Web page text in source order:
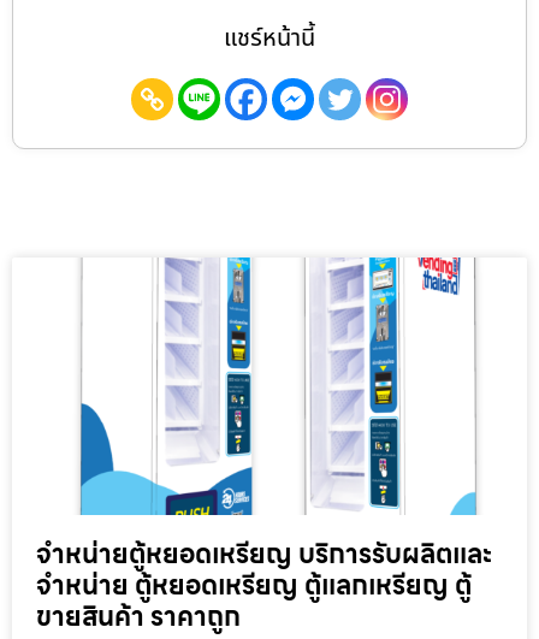
แชร์หน้านี้
จำหน่ายตู้หยอดเหรียญ บริการรับผลิตและ
จำหน่าย ตู้หยอดเหรียญ ตู้แลกเหรียญ ตู้
ขายสินค้า ราคาถูก